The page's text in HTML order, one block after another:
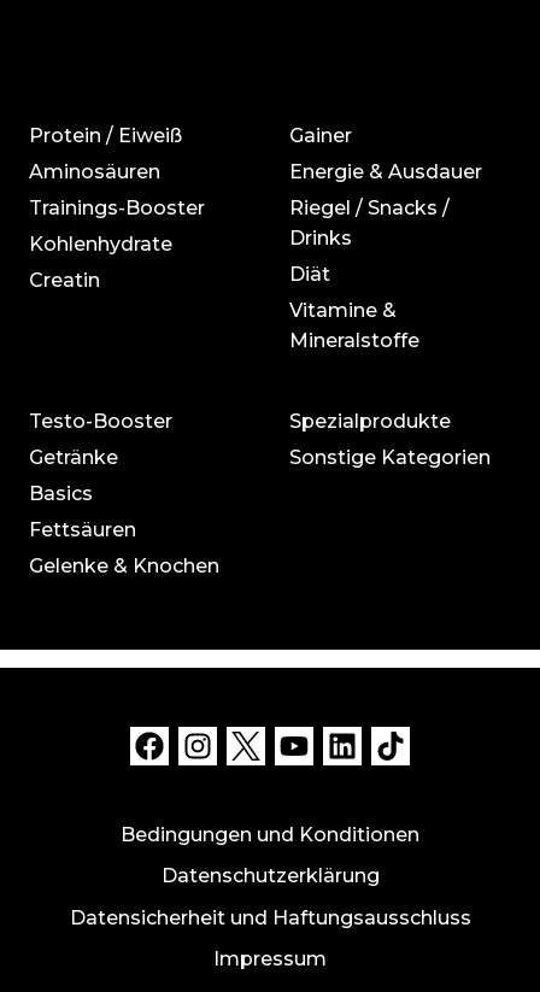
Protein / Eiweiß
Aminosäuren
Trainings-Booster
Kohlenhydrate
Creatin
Gainer
Energie & Ausdauer
Riegel / Snacks /
Drinks
Diät
Vitamine &
Mineralstoffe
Testo-Booster
Getränke
Basics
Fettsäuren
Gelenke & Knochen
Spezialprodukte
Sonstige Kategorien
Bedingungen und Konditionen
Datenschutzerklärung
Datensicherheit und Haftungsausschluss
Impressum